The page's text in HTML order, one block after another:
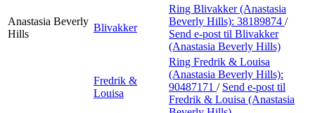
Anastasia Beverly
Hills
Blivakker
Ring Blivakker (Anastasia
Beverly Hills): 38189874 /
Send e-post til Blivakker
(Anastasia Beverly Hills)
Fredrik &
Louisa
Ring Fredrik & Louisa
(Anastasia Beverly Hills):
90487171 / Send e-post til
Fredrik & Louisa (Anastasia